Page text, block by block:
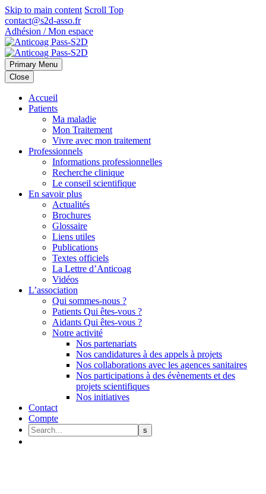
Skip to main content Scroll Top
contact@s2d-asso.fr
Adhésion / Mon espace
Primary Menu
Close
Accueil
Patients
Ma maladie
Mon Traitement
Vivre avec mon traitement
Professionnels
Informations professionnelles
Recherche clinique
Le conseil scientifique
En savoir plus
Actualités
Brochures
Glossaire
Liens utiles
Publications
Textes officiels
La Lettre d’Anticoag
Vidéos
L’association
Qui sommes-nous ?
Patients Qui êtes-vous ?
Aidants Qui êtes-vous ?
Notre activité
Nos partenariats
Nos candidatures à des appels à projets
Nos collaborations avec les agences sanitaires
Nos participations à des évènements et des
projets scientifiques
Nos initiatives
Contact
Compte